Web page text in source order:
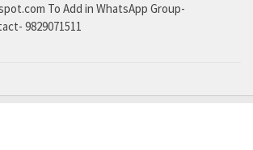
To Add in WhatsApp Group-
9829071511